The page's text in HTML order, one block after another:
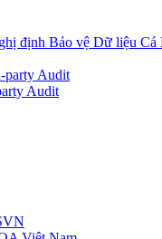
định Bảo vệ Dữ liệu Cá
party Audit
Audit